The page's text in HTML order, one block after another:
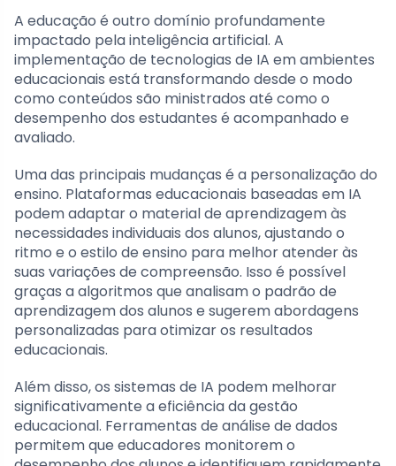
A educação é outro domínio profundamente
impactado pela inteligência artificial. A
implementação de tecnologias de IA em ambientes
educacionais está transformando desde o modo
como conteúdos são ministrados até como o
desempenho dos estudantes é acompanhado e
avaliado.
Uma das principais mudanças é a personalização do
ensino. Plataformas educacionais baseadas em IA
podem adaptar o material de aprendizagem às
necessidades individuais dos alunos, ajustando o
ritmo e o estilo de ensino para melhor atender às
suas variações de compreensão. Isso é possível
graças a algoritmos que analisam o padrão de
aprendizagem dos alunos e sugerem abordagens
personalizadas para otimizar os resultados
educacionais.
Além disso, os sistemas de IA podem melhorar
significativamente a eficiência da gestão
educacional. Ferramentas de análise de dados
permitem que educadores monitorem o